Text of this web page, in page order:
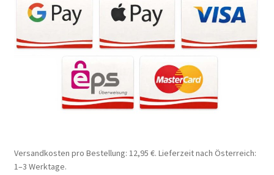
Versandkosten pro Bestellung: 12,95 €. Lieferzeit nach Österreich:
1–3 Werktage.